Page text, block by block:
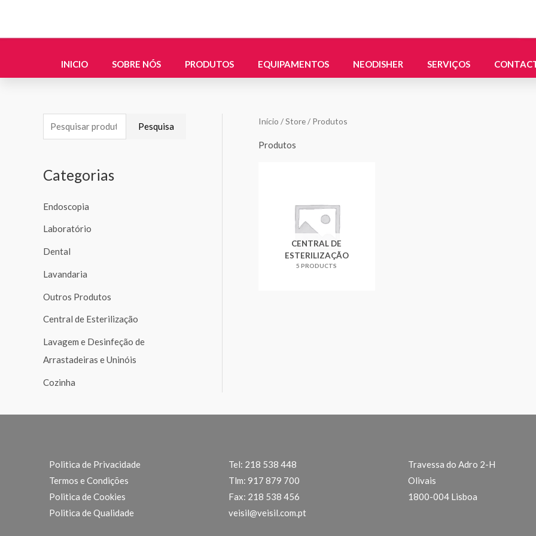
content
INICIO SOBRE NÓS PRODUTOS EQUIPAMENTOS NEODISHER SERVIÇOS
e
q
i
s
a
o
r
:
Pesquisa
Categorias
Endoscopia
Laboratório
Dental
Lavandaria
Outros Produtos
Central de Esterilização
Lavagem e Desinfeção de
Arrastadeiras e Uninóis
Cozinha
Início /Store/ Produtos
Produtos
CENTRAL DE
ESTERILIZAÇÃO
5 PRODUCTS
Politica de Privacidade
Termos e Condições
Politica de Cookies
Politica de Qualidade
Tel: 218 538 448
Tlm: 917 879 700
Fax: 218 538 456
veisil@veisil.com.pt
Travessa do Adro 2-H
Olivais
1800-004 Lisboa